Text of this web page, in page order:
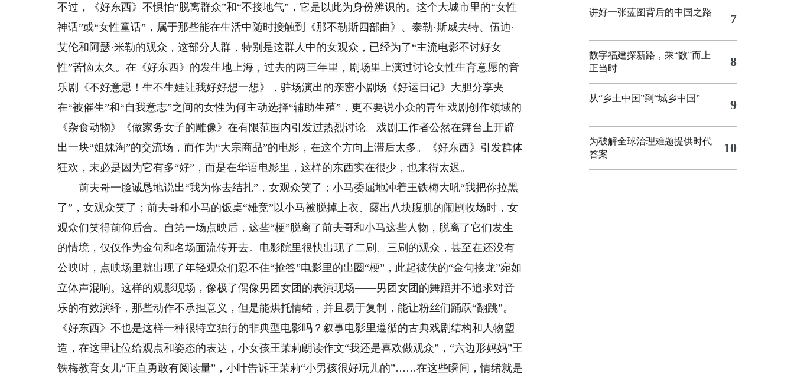
不过，《好东西》不惧怕“脱离群众”和“不接地气”，它是以此为身份辨识的。这个大城市里的“女性
神话”或“女性童话”，属于那些能在生活中随时接触到《那不勒斯四部曲》、泰勒·斯威夫特、伍迪·
艾伦和阿瑟·米勒的观众，这部分人群，特别是这群人中的女观众，已经为了“主流电影不讨好女
性”苦恼太久。在《好东西》的发生地上海，过去的两三年里，剧场里上演过讨论女性生育意愿的音
乐剧《不好意思！生不生娃让我好好想一想》，驻场演出的亲密小剧场《好运日记》大胆分享夹
在“被催生”和“自我意志”之间的女性为何主动选择“辅助生殖”，更不要说小众的青年戏剧创作领域的
《杂食动物》《做家务女子的雕像》在有限范围内引发过热烈讨论。戏剧工作者公然在舞台上开辟
出一块“姐妹淘”的交流场，而作为“大宗商品”的电影，在这个方向上滞后太多。《好东西》引发群体
狂欢，未必是因为它有多“好”，而是在华语电影里，这样的东西实在很少，也来得太迟。
前夫哥一脸诚恳地说出“我为你去结扎”，女观众笑了；小马委屈地冲着王铁梅大吼“我把你拉黑
了”，女观众笑了；前夫哥和小马的饭桌“雄竞”以小马被脱掉上衣、露出八块腹肌的闹剧收场时，女
观众们笑得前仰后合。自第一场点映后，这些“梗”脱离了前夫哥和小马这些人物，脱离了它们发生
的情境，仅仅作为金句和名场面流传开去。电影院里很快出现了二刷、三刷的观众，甚至在还没有
公映时，点映场里就出现了年轻观众们忍不住“抢答”电影里的出圈“梗”，此起彼伏的“金句接龙”宛如
立体声混响。这样的观影现场，像极了偶像男团女团的表演现场——男团女团的舞蹈并不追求对音
乐的有效演绎，那些动作不承担意义，但是能烘托情绪，并且易于复制，能让粉丝们踊跃“翻跳”。
《好东西》不也是这样一种很特立独行的非典型电影吗？叙事电影里遵循的古典戏剧结构和人物塑
造，在这里让位给观点和姿态的表达，小女孩王茉莉朗读作文“我还是喜欢做观众”，“六边形妈妈”王
铁梅教育女儿“正直勇敢有阅读量”，小叶告诉王茉莉“小男孩很好玩儿的”……在这些瞬间，情绪就是
讲好一张蓝图背后的中国之路 7
数字福建探新路，乘“数”而上
正当时
8
从“乡土中国”到“城乡中国” 9
为破解全球治理难题提供时代
答案
10